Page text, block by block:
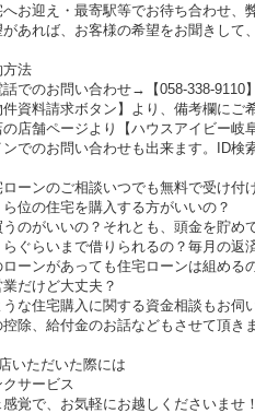
へお迎え・最寄駅等でお待ち合わせ、
があれば、お客様の希望をお聞きして
方法
話でのお問い合わせ→【058-338-9110】
件資料請求ボタン】より、備考欄にご
の店舗ページより【ハウスアイビー岐
ンでのお問い合わせも出来ます。ID検
ーンのご相談いつでも無料で受け付
ら位の住宅を購入する方がいいの？
うのがいいの？それとも、頭金を貯め
らぐらいまで借りられるの？毎月の返
ローンがあっても住宅ローンは組める
業だけど大丈夫？
うな住宅購入に関する資金相談もお伺
除、給付金のお話などもさせて頂きま
いただいた際には
クサービス
感覚で、お気軽にお越しくださいませ！